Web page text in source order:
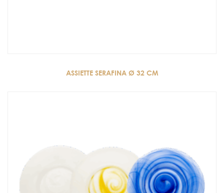
ASSIETTE SERAFINA Ø 32 CM